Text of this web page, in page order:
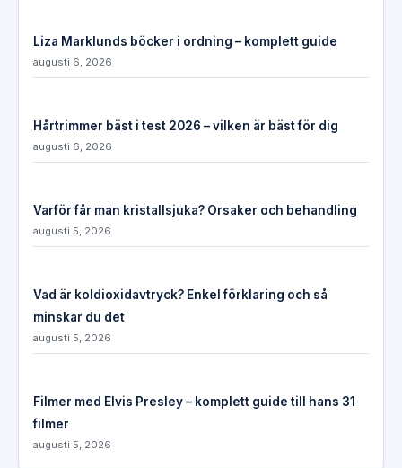
Liza Marklunds böcker i ordning – komplett guide
augusti 6, 2026
Hårtrimmer bäst i test 2026 – vilken är bäst för dig
augusti 6, 2026
Varför får man kristallsjuka? Orsaker och behandling
augusti 5, 2026
Vad är koldioxidavtryck? Enkel förklaring och så
minskar du det
augusti 5, 2026
Filmer med Elvis Presley – komplett guide till hans 31
filmer
augusti 5, 2026